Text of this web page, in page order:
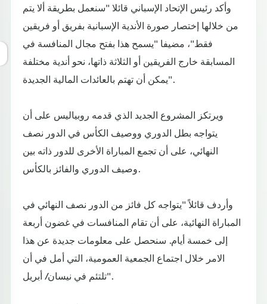
وأكد رئيس الإتحاد الإسباني قائلا "سنعمل بطريقة ألا يتم
من خلالها إختصار صورة الأندية الإسبانية بفريق أو فريقين
فقط"، مضيفا "يسمح هذا بفتح مجال المنافسة في
المسابقة خارج الفريقين أو الثلاثة ذاتها، نحو أندية مختلفة
يمكن أن تهتم بالعائدات المالية الجديدة".
ويرتكز المشروع الجديد الذي قدمه روبياليس على أن
يتواجه بطل الدوري ووصيف الكأس في الدور نصف
النهائي، على أن تجمع المباراة الأخرى للدور ذاته بين
وصيف الدوري والفائز بالكأس.
وأردف قائلاً "يتواجه كل فائز من الدور نصف النهائي في
المباراة النهائية، على أن تقام المنافسات في غضون أربعة
إلى خمسة أيام. سنحصل على معلومات جديدة عن هذا
الامر خلال اجتماع الجمعية العمومية، التي أمل في أن
تلتئم في نيسان/ أبريل".